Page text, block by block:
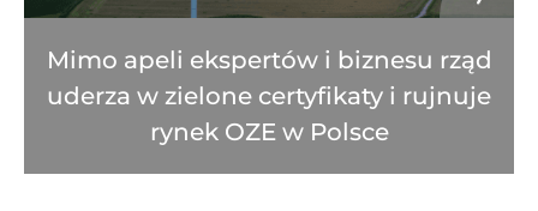
Mimo apeli ekspertów i biznesu rząd
uderza w zielone certyfikaty i rujnuje
rynek OZE w Polsce